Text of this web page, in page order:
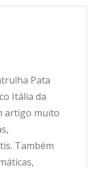
Pata
Itália da
artigo muito
Também